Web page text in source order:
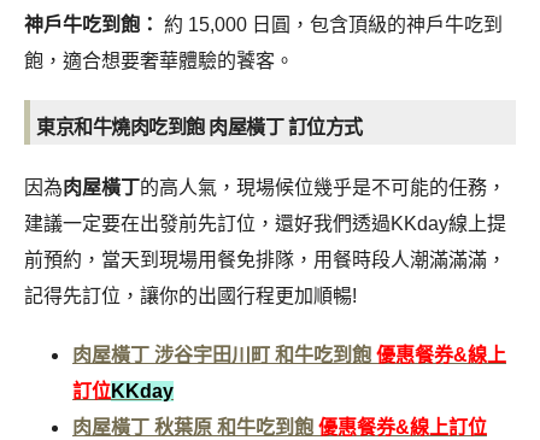
神戶牛吃到飽： 約 15,000 日圓，包含頂級的神戶牛吃到
飽，適合想要奢華體驗的饕客。
東京和牛燒肉吃到飽 肉屋橫丁 訂位方式
因為肉屋橫丁的高人氣，現場候位幾乎是不可能的任務，
建議一定要在出發前先訂位，還好我們透過KKday線上提
前預約，當天到現場用餐免排隊，用餐時段人潮滿滿滿，
記得先訂位，讓你的出國行程更加順暢!
肉屋橫丁 涉谷宇田川町 和牛吃到飽 優惠餐券&線上
訂位KKday
肉屋橫丁 秋葉原 和牛吃到飽 優惠餐券&線上訂位